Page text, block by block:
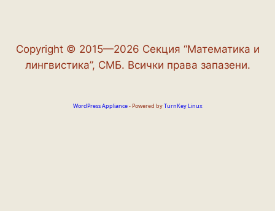
Copyright © 2015—2026 Секция “Математика и
лингвистика”, СМБ. Всички права запазени.
WordPress Appliance- Powered byTurnKey Linux